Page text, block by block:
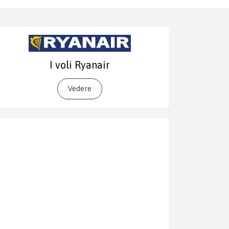
I voli Ryanair
Vedere